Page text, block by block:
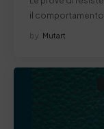
il comportamento
by Mutart